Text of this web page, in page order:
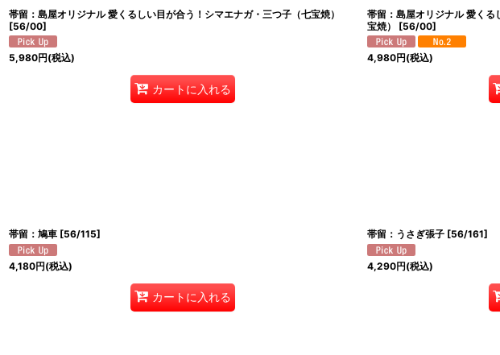
帯留：島屋オリジナル 愛くるしい目が合う！シマエナガ・三つ子（七宝焼）
[56/00]
5,980円(税込)
カートに入れる
帯留：島屋オリジナル 愛く
宝焼）
[56/00]
4,980円(税込)
帯留：鳩車 [56/115]
4,180円(税込)
カートに入れる
帯留：うさぎ張子 [56/161]
4,290円(税込)